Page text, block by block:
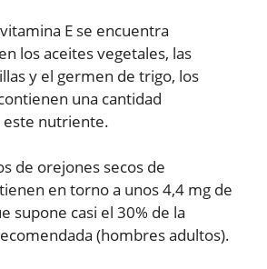
E se encuentra
los aceites vegetales, las
y el germen de trigo, los
una cantidad
este nutriente.
de orejones secos de
en torno a unos 4,4 mg de
supone casi el 30% de la
(hombres adultos).